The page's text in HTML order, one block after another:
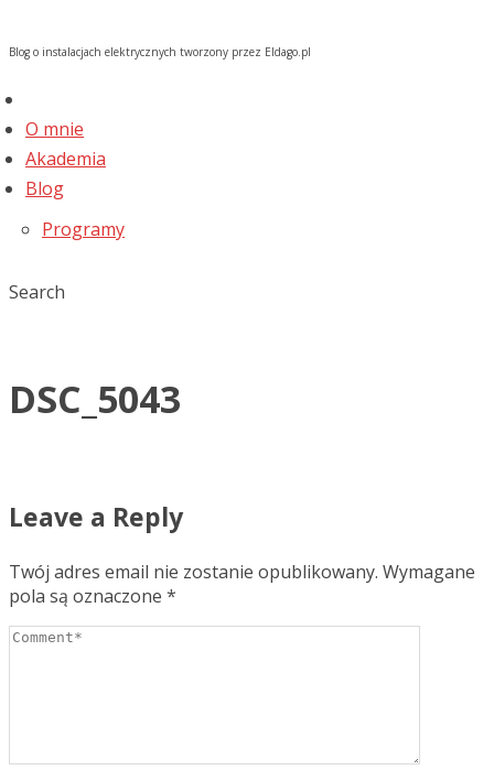
Blog o instalacjach elektrycznych tworzony przez Eldago.pl
O mnie
Akademia
Blog
Programy
Search
DSC_5043
Leave a Reply
Twój adres email nie zostanie opublikowany. Wymagane
pola są oznaczone *